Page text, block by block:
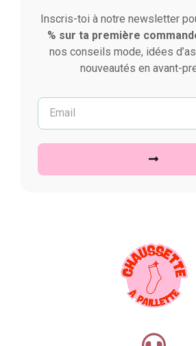
Inscris-toi à notre newsletter
% sur ta première
nos conseils mode, idées
nouveautés en avant-